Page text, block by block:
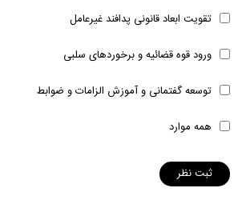
تقویت ابعاد قانونی پدافند غیرعامل
ورود قوه قضائیه و برخوردهای سلبی
توسعه گفتمانی و آموزش الزامات و ضوابط
همه موارد